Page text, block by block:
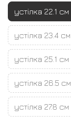
устілка 22.1 см
устілка 23.4 см
устілка 25.1 см
устілка 26.5 см
устілка 27.8 см